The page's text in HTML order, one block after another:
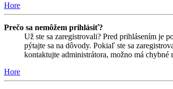
Hore
Prečo sa nemôžem prihlásiť?
Už ste sa zaregistrovali? Pred prihlásením je
pýtajte sa na dôvody. Pokiaľ ste sa
kontaktujte administrátora, možno má chybné
Hore